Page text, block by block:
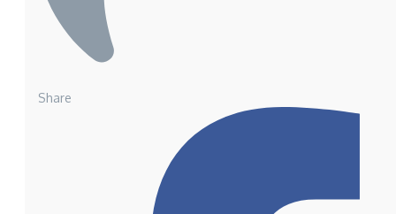
Share